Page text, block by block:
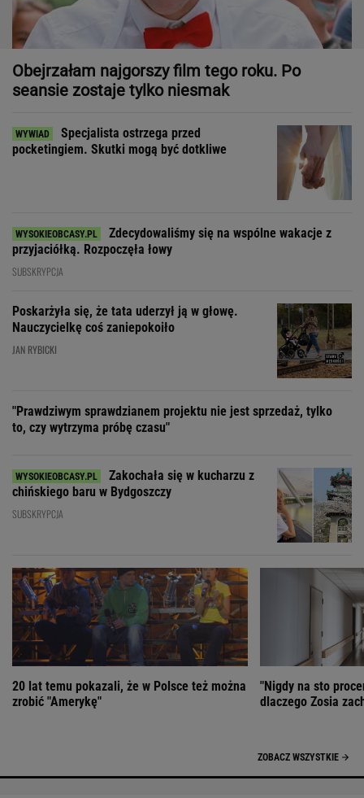
Obejrzałam najgorszy film tego roku. Po
seansie zostaje tylko niesmak
Specjalista ostrzega przed
pocketingiem. Skutki mogą być dotkliwe
Zdecydowaliśmy się na wspólne wakacje z
przyjaciółką. Rozpoczęła łowy
SUBSKRYPCJA
Poskarżyła się, że tata uderzył ją w głowę.
Nauczycielkę coś zaniepokoiło
JAN RYBICKI
"Prawdziwym sprawdzianem projektu nie jest sprzedaż, tylko
to, czy wytrzyma próbę czasu"
Zakochała się w kucharzu z
chińskiego baru w Bydgoszczy
SUBSKRYPCJA
20 lat temu pokazali, że w Polsce też można
zrobić "Amerykę"
"Nigdy na sto
dlaczego Zosia
ZOBACZ WSZYSTKIE